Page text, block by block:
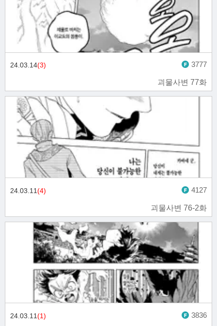
괴물사변 77화
24.03.14(3) 3777
괴물사변 76-2화
24.03.11(4) 4127
24.03.11(1) 3836